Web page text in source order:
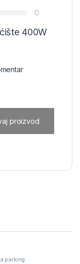
0
400W
proizvod
parking